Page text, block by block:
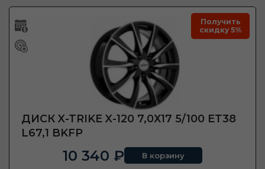
Получить
скидку 5%
ДИСК X-TRIKE X-120 7,0Х17 5/100 ET38
L67,1 BKFP
10 340 ₽ В корзину